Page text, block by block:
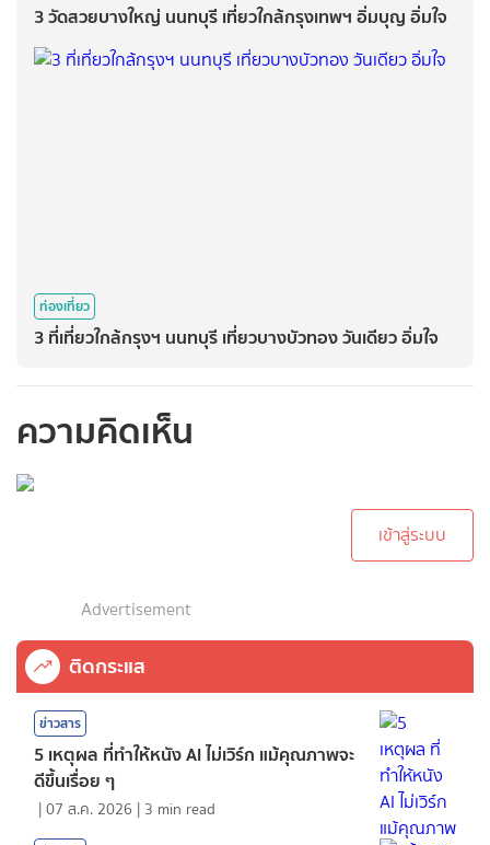
3 วัดสวยบางใหญ่ นนทบุรี เที่ยวใกล้กรุงเทพฯ อิ่มบุญ อิ่มใจ
ท่องเที่ยว
3 ที่เที่ยวใกล้กรุงฯ นนทบุรี เที่ยวบางบัวทอง วันเดียว อิ่มใจ
ความคิดเห็น
เข้าสู่ระบบ
Advertisement
ติดกระแส
ข่าวสาร
5 เหตุผล ที่ทำให้หนัง AI ไม่เวิร์ก แม้คุณภาพจะ
ดีขึ้นเรื่อย ๆ
|07 ส.ค. 2026 | 3 min read